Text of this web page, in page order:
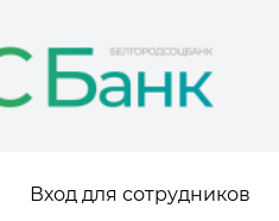
Вход для сотрудников